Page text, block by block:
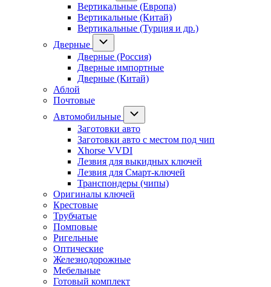
Вертикальные (Европа)
Вертикальные (Китай)
Вертикальные (Турция и др.)
Дверные
Дверные (Россия)
Дверные импортные
Дверные (Китай)
Аблой
Почтовые
Автомобильные
Заготовки авто
Заготовки авто с местом под чип
Xhorse VVDI
Лезвия для выкидных ключей
Лезвия для Смарт-ключей
Транспондеры (чипы)
Оригиналы ключей
Крестовые
Трубчатые
Помповые
Ригельные
Оптические
Железнодорожные
Мебельные
Готовый комплект